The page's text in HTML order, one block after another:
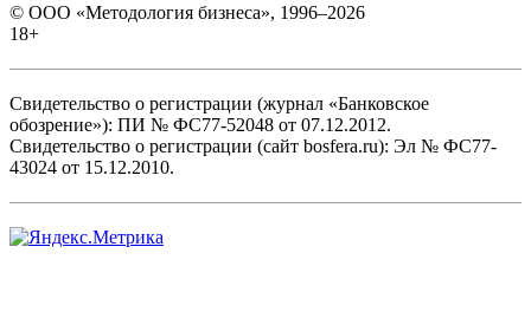
© ООО «Методология бизнеса», 1996–2026
18+
Свидетельство о регистрации (журнал «Банковское
обозрение»): ПИ № ФС77-52048 от 07.12.2012.
Свидетельство о регистрации (сайт bosfera.ru): Эл № ФС77-
43024 от 15.12.2010.